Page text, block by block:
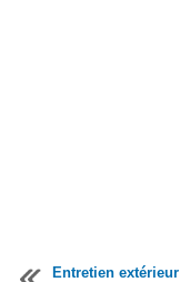
Entretien extérieur